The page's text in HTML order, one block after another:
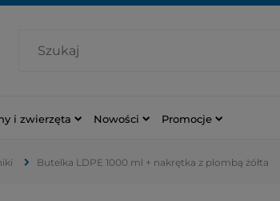
i zwierzęta Nowości Promocje
Butelka LDPE 1000 ml + nakrętka z plombą żółta